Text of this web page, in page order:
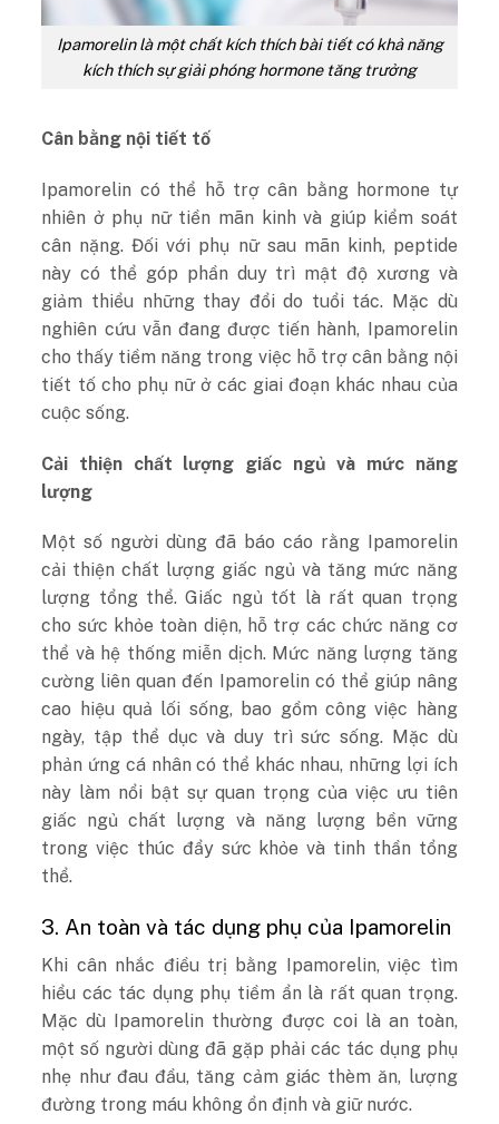
Ipamorelin là một chất kích thích bài tiết có khả năng
kích thích sự giải phóng hormone tăng trưởng
Cân bằng nội tiết tố
Ipamorelin có thể hỗ trợ cân bằng hormone tự
nhiên ở phụ nữ tiền mãn kinh và giúp kiểm soát
cân nặng. Đối với phụ nữ sau mãn kinh, peptide
này có thể góp phần duy trì mật độ xương và
giảm thiểu những thay đổi do tuổi tác. Mặc dù
nghiên cứu vẫn đang được tiến hành, Ipamorelin
cho thấy tiềm năng trong việc hỗ trợ cân bằng nội
tiết tố cho phụ nữ ở các giai đoạn khác nhau của
cuộc sống.
Cải thiện chất lượng giấc ngủ và mức năng
lượng
Một số người dùng đã báo cáo rằng Ipamorelin
cải thiện chất lượng giấc ngủ và tăng mức năng
lượng tổng thể. Giấc ngủ tốt là rất quan trọng
cho sức khỏe toàn diện, hỗ trợ các chức năng cơ
thể và hệ thống miễn dịch. Mức năng lượng tăng
cường liên quan đến Ipamorelin có thể giúp nâng
cao hiệu quả lối sống, bao gồm công việc hàng
ngày, tập thể dục và duy trì sức sống. Mặc dù
phản ứng cá nhân có thể khác nhau, những lợi ích
này làm nổi bật sự quan trọng của việc ưu tiên
giấc ngủ chất lượng và năng lượng bền vững
trong việc thúc đẩy sức khỏe và tinh thần tổng
thể.
3. An toàn và tác dụng phụ của Ipamorelin
Khi cân nhắc điều trị bằng Ipamorelin, việc tìm
hiểu các tác dụng phụ tiềm ẩn là rất quan trọng.
Mặc dù Ipamorelin thường được coi là an toàn,
một số người dùng đã gặp phải các tác dụng phụ
nhẹ như đau đầu, tăng cảm giác thèm ăn, lượng
đường trong máu không ổn định và giữ nước.